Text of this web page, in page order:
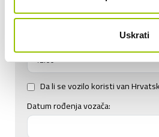
Uskrati
Da li se vozilo koristi van
Datum rođenja vozača: